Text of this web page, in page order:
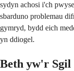
sydyn achosi i'ch
sbarduno problemau
gymryd, bydd eich
yn ddiogel.
Beth yw'r Sgil